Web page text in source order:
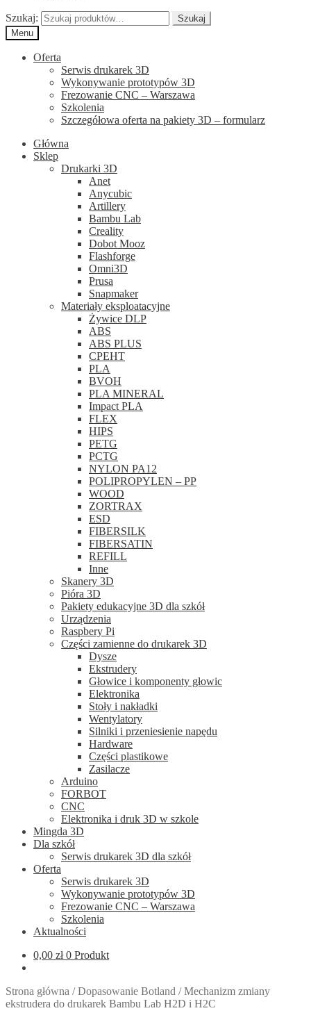
Szukaj:
Szukaj
Menu
Oferta
Serwis drukarek 3D
Wykonywanie prototypów 3D
Frezowanie CNC – Warszawa
Szkolenia
Szczegółowa oferta na pakiety 3D – formularz
Główna
Sklep
Drukarki 3D
Anet
Anycubic
Artillery
Bambu Lab
Creality
Dobot Mooz
Flashforge
Omni3D
Prusa
Snapmaker
Materiały eksploatacyjne
Żywice DLP
ABS
ABS PLUS
CPEHT
PLA
BVOH
PLA MINERAL
Impact PLA
FLEX
HIPS
PETG
PCTG
NYLON PA12
POLIPROPYLEN – PP
WOOD
ZORTRAX
ESD
FIBERSILK
FIBERSATIN
REFILL
Inne
Skanery 3D
Pióra 3D
Pakiety edukacyjne 3D dla szkół
Urządzenia
Raspbery Pi
Części zamienne do drukarek 3D
Dysze
Ekstrudery
Głowice i komponenty głowic
Elektronika
Stoły i nakładki
Wentylatory
Silniki i przeniesienie napędu
Hardware
Części plastikowe
Zasilacze
Arduino
FORBOT
CNC
Elektronika i druk 3D w szkole
Mingda 3D
Dla szkół
Serwis drukarek 3D dla szkół
Oferta
Serwis drukarek 3D
Wykonywanie prototypów 3D
Frezowanie CNC – Warszawa
Szkolenia
Aktualności
0,00 zł 0 Produkt
Strona główna /Dopasowanie Botland /Mechanizm zmiany
ekstrudera do drukarek Bambu Lab H2D i H2C